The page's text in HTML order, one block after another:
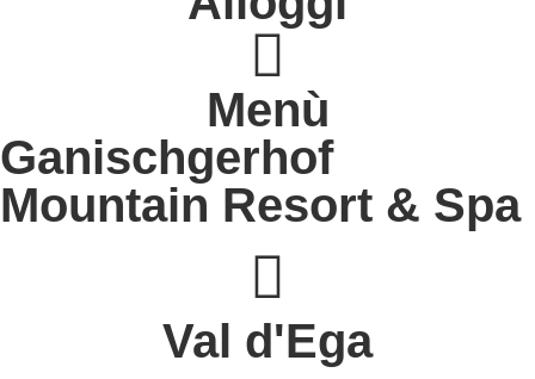
Menù
Ganischgerhof
Mountain Resort & Spa
Val d'Ega